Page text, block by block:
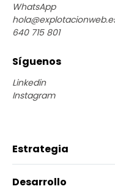
WhatsApp
640 715 801
Síguenos
Linkedin
Instagram
Estrategia
Desarrollo